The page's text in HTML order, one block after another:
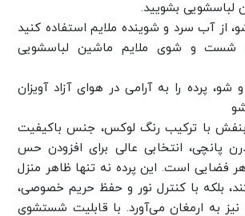
لباسشویی بشویید.
از آب سرد و شوینده ملایم استفاده کنید
شست و شوی ملایم ماشین لباسشویی
پرده را به آرامی در هوای آزاد آویزان
با ترکیب رنگ لوکس، جنس باکیفیت
پانچی، انتخابی عالی برای افزودن حس
فضایی است. این پرده نه تنها ظاهر منزل
بلکه با کنترل نور و حفظ حریم خصوصی،
به ارمغان می‌آورد. با قابلیت شستشوی